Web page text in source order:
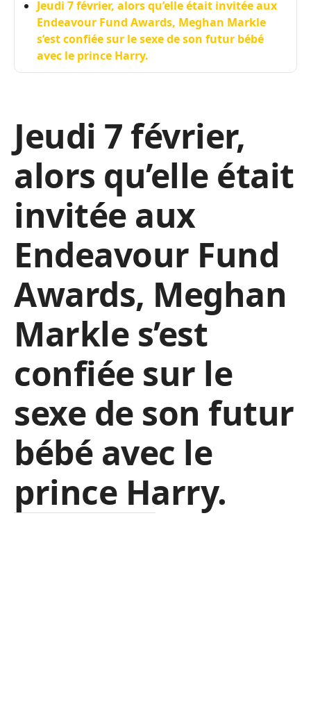
Jeudi 7 février, alors qu’elle était invitée aux
Endeavour Fund Awards, Meghan Markle
s’est confiée sur le sexe de son futur bébé
avec le prince Harry.
Jeudi 7 février,
alors qu’elle était
invitée aux
Endeavour Fund
Awards, Meghan
Markle s’est
confiée sur le
sexe de son futur
bébé avec le
prince Harry.